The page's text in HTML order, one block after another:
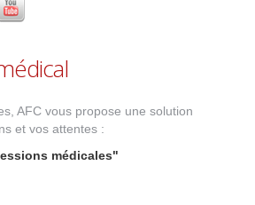
AFC vous propose une solution
et vos attentes :
médicales"